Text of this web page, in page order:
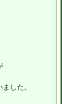
した。